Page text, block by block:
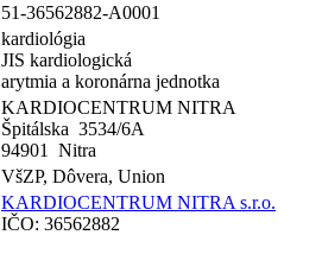
51-36562882-A0001
kardiológia
JIS kardiologická
arytmia a koronárna jednotka
KARDIOCENTRUM NITRA
Špitálska 3534/6A
94901 Nitra
VšZP, Dôvera, Union
KARDIOCENTRUM NITRA s.r.o.
IČO: 36562882